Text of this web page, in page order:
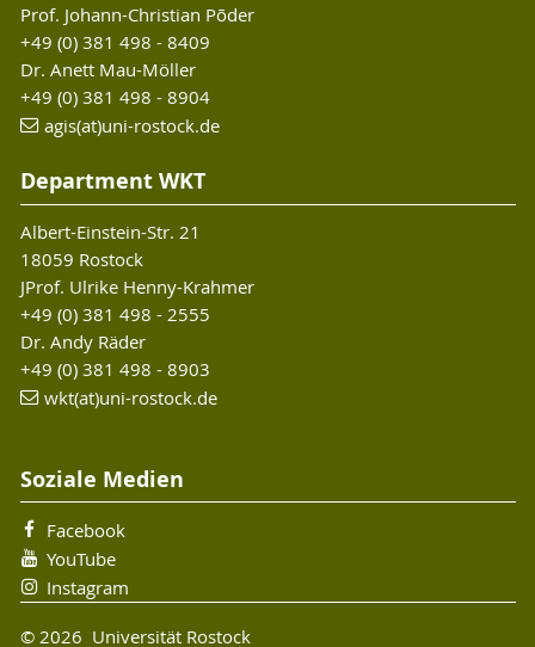
Prof. Johann-Christian Põder
+49 (0) 381 498 - 8409
Dr. Anett Mau-Möller
+49 (0) 381 498 - 8904
agis(at)uni-rostock.de
Department WKT
Albert-Einstein-Str. 21
18059 Rostock
JProf. Ulrike Henny-Krahmer
+49 (0) 381 498 - 2555
Dr. Andy Räder
+49 (0) 381 498 - 8903
wkt(at)uni-rostock.de
Soziale Medien
Facebook
YouTube
Instagram
© 2026 Universität Rostock